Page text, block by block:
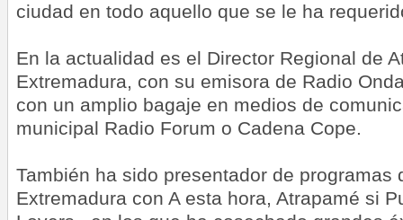
ciudad en todo aquello que se le ha
En la actualidad es el Director Regional de
Extremadura, con su emisora de Radio
con un amplio bagaje en medios de
municipal Radio Forum o Cadena Cope.
También ha sido presentador de programas
Extremadura con A esta hora, Atrapamé si